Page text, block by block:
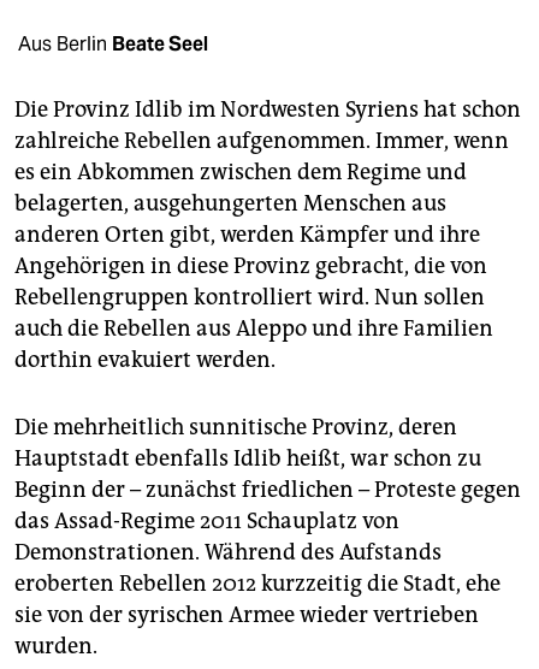
veranstaltungen
fragen & hilfe
unterstützen
abo
genossenschaft
epaper login
Aus Berlin Beate Seel
Die Provinz Idlib im Nordwesten Syriens hat schon
zahlreiche Rebellen aufgenommen. Immer, wenn
es ein Abkommen zwischen dem Regime und
belagerten, ausgehungerten Menschen aus
anderen Orten gibt, werden Kämpfer und ihre
Angehörigen in diese Provinz gebracht, die von
Rebellengruppen kontrolliert wird. Nun sollen
auch die Rebellen aus Aleppo und ihre Familien
dorthin evakuiert werden.
Die mehrheitlich sunnitische Provinz, deren
Hauptstadt ebenfalls Idlib heißt, war schon zu
Beginn der – zunächst friedlichen – Proteste gegen
das Assad-Regime 2011 Schauplatz von
Demonstrationen. Während des Aufstands
eroberten Rebellen 2012 kurzzeitig die Stadt, ehe
sie von der syrischen Armee wieder vertrieben
wurden.